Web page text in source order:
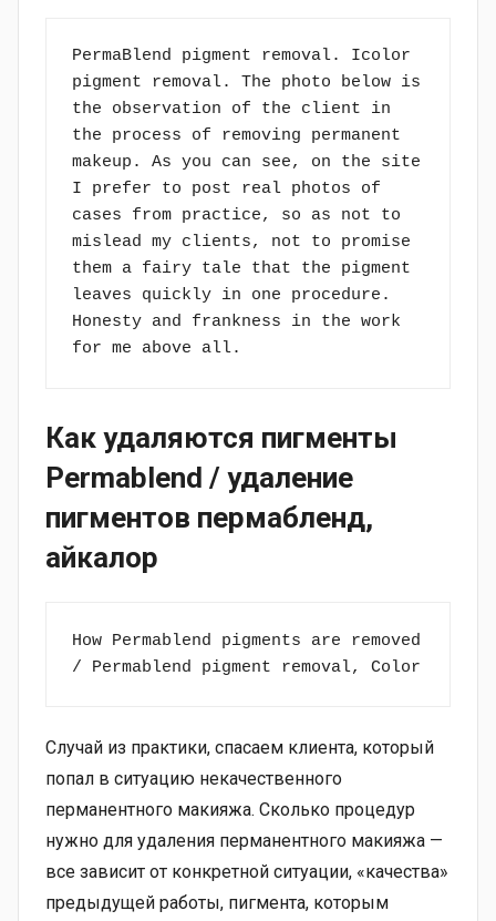
PermaBlend pigment removal. Icolor
pigment removal. The photo below is
the observation of the client in
the process of removing permanent
makeup. As you can see, on the site
I prefer to post real photos of
cases from practice, so as not to
mislead my clients, not to promise
them a fairy tale that the pigment
leaves quickly in one procedure.
Honesty and frankness in the work
for me above all.
Как удаляются пигменты
Permablend / удаление
пигментов пермабленд,
айкалор
How Permablend pigments are removed
/ Permablend pigment removal, Color
Случай из практики, спасаем клиента, который
попал в ситуацию некачественного
перманентного макияжа. Сколько процедур
нужно для удаления перманентного макияжа —
все зависит от конкретной ситуации, «качества»
предыдущей работы, пигмента, которым